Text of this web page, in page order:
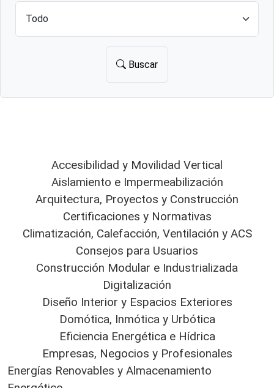
Buscar
Accesibilidad y Movilidad Vertical
Aislamiento e Impermeabilización
Arquitectura, Proyectos y Construcción
Certificaciones y Normativas
Climatización, Calefacción, Ventilación y ACS
Consejos para Usuarios
Construcción Modular e Industrializada
Digitalización
Diseño Interior y Espacios Exteriores
Domótica, Inmótica y Urbótica
Eficiencia Energética e Hídrica
Empresas, Negocios y Profesionales
Energías Renovables y Almacenamiento